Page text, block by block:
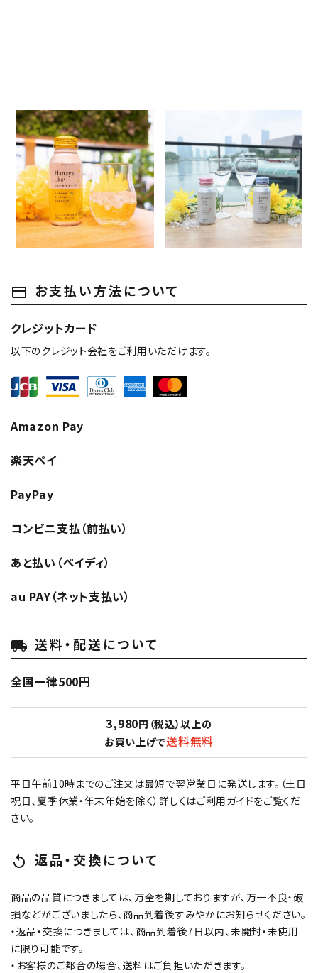
はなや香3種や開発途中のお
酒を飲み比べ！飲み手の皆さん
との交流イベントを大阪で開催
しました
2025.09.03
イベント・お店情報
商品情報
店長ブログ
はなや香体験イベントを再び
東京で！日本盛が飲み手の皆
さんとの交流を続ける理由と
は
2025.08.07
イベント・お店情報
商品情報
店長ブログ
payment お支払い方法について
クレジットカード
以下のクレジット会社をご利用いただけます。
Amazon Pay
楽天ペイ
PayPay
コンビニ支払（前払い）
あと払い（ペイディ）
au PAY（ネット支払い）
local_shipping 送料・配送について
全国一律500円
3,980円（税込）以上の
お買い上げで送料無料
平日午前10時までのご注文は最短で翌営業日に発送します。（土日
祝日、夏季休業・年末年始を除く）詳しくはご利用ガイドをご覧くだ
さい。
replay 返品・交換について
商品の品質につきましては、万全を期しておりますが、万一不良・破
損などがございましたら、商品到着後すみやかにお知らせください。
・返品・交換につきましては、商品到着後7日以内、未開封・未使用
に限り可能です。
・お客様のご都合の場合、送料はご負担いただきます。